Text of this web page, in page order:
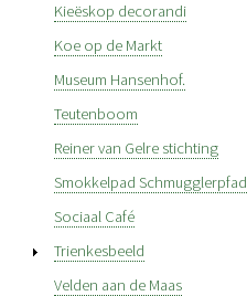
Kieëskop decorandi
Koe op de Markt
Museum Hansenhof.
Teutenboom
Reiner van Gelre stichting
Smokkelpad Schmugglerpfad
Sociaal Café
Trienkesbeeld
Velden aan de Maas